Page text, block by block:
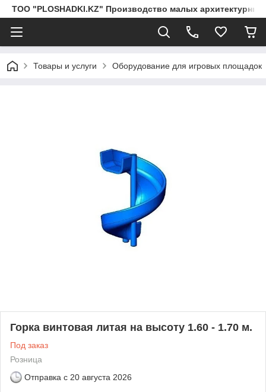
ТОО "PLOSHADKI.KZ" Производство малых
Товары и услуги Оборудование для игровых площадок
Горка винтовая литая на высоту 1.60 - 1.70 м.
Под заказ
Розница
Отправка с 20 августа 2026